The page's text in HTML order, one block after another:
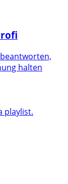
halten
playlist.